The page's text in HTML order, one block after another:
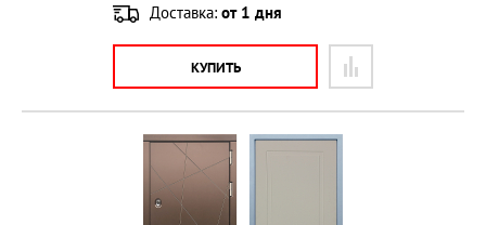
Доставка: от 1 дня
КУПИТЬ